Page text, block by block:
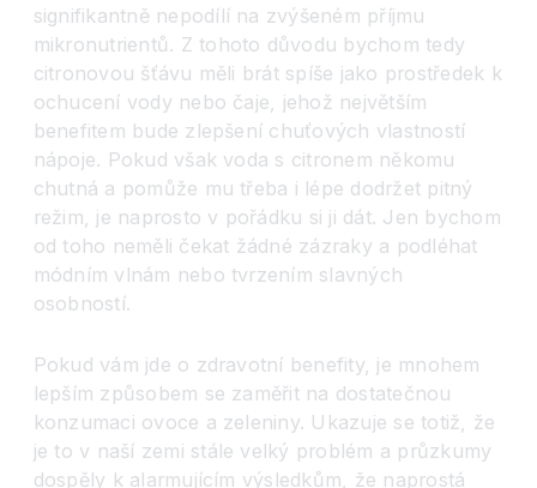
signifikantně nepodílí na zvýšeném příjmu
mikronutrientů. Z tohoto důvodu bychom tedy
citronovou šťávu měli brát spíše jako prostředek k
ochucení vody nebo čaje, jehož největším
benefitem bude zlepšení chuťových vlastností
nápoje. Pokud však voda s citronem někomu
chutná a pomůže mu třeba i lépe dodržet pitný
režim, je naprosto v pořádku si ji dát. Jen bychom
od toho neměli čekat žádné zázraky a podléhat
módním vlnám nebo tvrzením slavných
osobností.
Pokud vám jde o zdravotní benefity, je mnohem
lepším způsobem se zaměřit na dostatečnou
konzumaci ovoce a zeleniny. Ukazuje se totiž, že
je to v naší zemi stále velký problém a průzkumy
dospěly k alarmujícím výsledkům, že naprostá